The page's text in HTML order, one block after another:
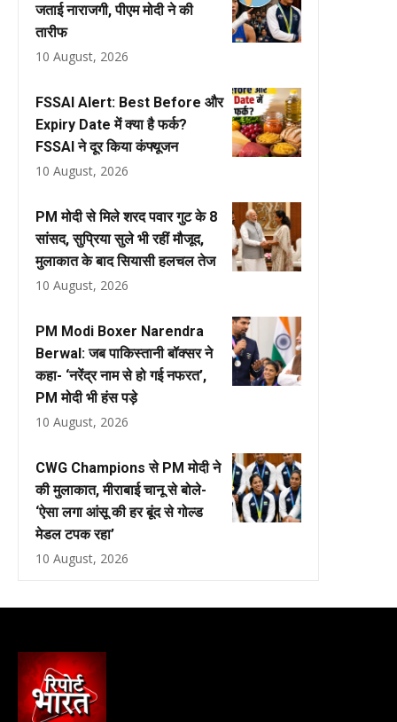
जताई नाराजगी, पीएम मोदी ने की
तारीफ
10 August, 2026
FSSAI Alert: Best Before और
Expiry Date में क्या है फर्क?
FSSAI ने दूर किया कंफ्यूजन
10 August, 2026
PM मोदी से मिले शरद पवार गुट के 8
सांसद, सुप्रिया सुले भी रहीं मौजूद,
मुलाकात के बाद सियासी हलचल तेज
10 August, 2026
PM Modi Boxer Narendra
Berwal: जब पाकिस्तानी बॉक्सर ने
कहा- ‘नरेंद्र नाम से हो गई नफरत’,
PM मोदी भी हंस पड़े
10 August, 2026
CWG Champions से PM मोदी ने
की मुलाकात, मीराबाई चानू से बोले-
‘ऐसा लगा आंसू की हर बूंद से गोल्ड
मेडल टपक रहा’
10 August, 2026